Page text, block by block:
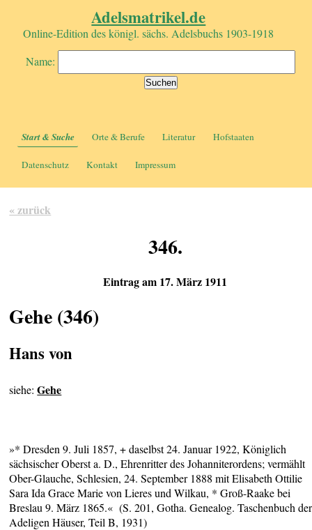
Adelsmatrikel.de
Online-Edition des königl. sächs. Adelsbuchs 1903-1918
Name:
Start & Suche Orte & Berufe Literatur Hofstaaten
Datenschutz Kontakt Impressum
« zurück
346.
Eintrag am 17. März 1911
Gehe (346)
Hans von
siehe:Gehe
»* Dresden 9. Juli 1857, + daselbst 24. Januar 1922, Königlich
sächsischer Oberst a. D., Ehrenritter des Johanniterordens; vermählt
Ober-Glauche, Schlesien, 24. September 1888 mit Elisabeth Ottilie
Sara Ida Grace Marie von Lieres und Wilkau, * Groß-Raake bei
Breslau 9. März 1865.« (S. 201, Gotha. Genealog. Taschenbuch der
Adeligen Häuser, Teil B, 1931)